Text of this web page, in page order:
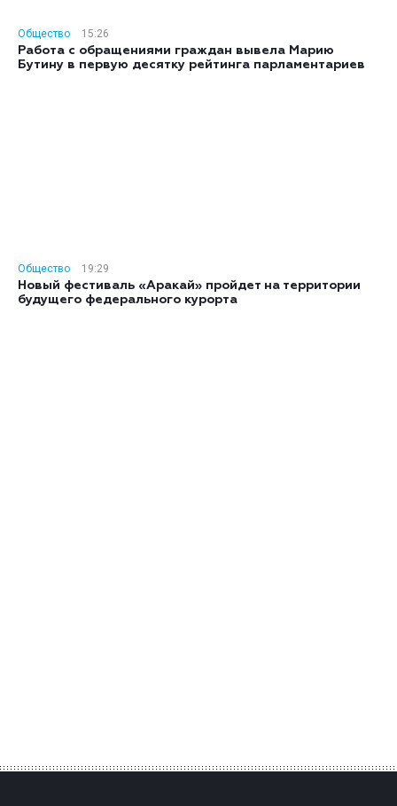
Общество
15:26
Работа с обращениями граждан вывела Марию
Бутину в первую десятку рейтинга парламентариев
Общество
19:29
Новый фестиваль «Аракай» пройдет на территории
будущего федерального курорта